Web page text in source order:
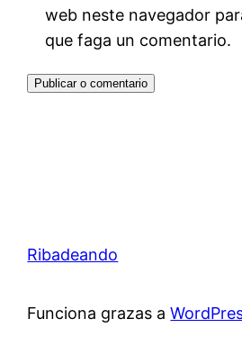
web neste navegador
que faga un comentario.
Ribadeando
Funciona grazas a